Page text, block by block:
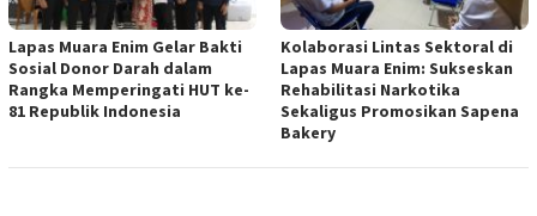
Lapas Muara Enim Gelar Bakti
Sosial Donor Darah dalam
Rangka Memperingati HUT ke-
81 Republik Indonesia
Kolaborasi Lintas Sektoral di
Lapas Muara Enim: Sukseskan
Rehabilitasi Narkotika
Sekaligus Promosikan Sapena
Bakery